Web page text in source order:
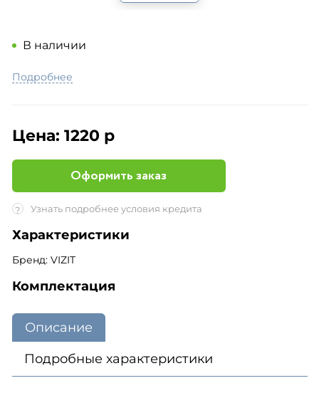
В наличии
Подробнее
Цена: 1220 р
Оформить заказ
? Узнать подробнее условия кредита
Характеристики
Бренд: VIZIT
Комплектация
Описание
Подробные характеристики